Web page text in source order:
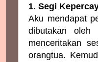
1. Segi
Aku mendapat
dibutakan oleh
menceritakan
orangtua.